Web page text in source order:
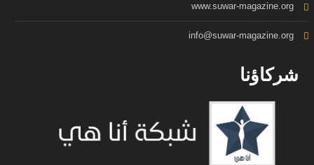
www.suwar-magazine.org
info@suwar-magazine.org
شركاؤنا